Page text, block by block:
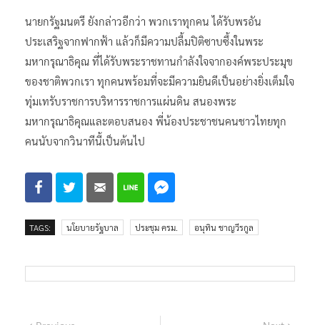
นายกรัฐมนตรี ยังกล่าวอีกว่า พวกเราทุกคน ได้รับพรอัน
ประเสริฐจากฟากฟ้า แล้วก็มีความปลื้มปิติซาบซึ้งในพระ
มหากรุณาธิคุณ ที่ได้รับพระราชทานกำลังใจจากองค์พระประมุข
ของชาติพวกเรา ทุกคนพร้อมที่จะมีความยินดีเป็นอย่างยิ่งเต็มใจ
ทุ่มเทรับราชการบริหารราชการแผ่นดิน สนองพระ
มหากรุณาธิคุณและตอบสนอง พี่น้องประชาชนคนชาวไทยทุก
คนนับจากวินาทีนี้เป็นต้นไป
TAGS: นโยบายรัฐบาล ประชุม ครม. อนุทิน ชาญวีรกูล